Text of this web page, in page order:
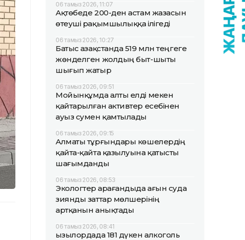
06 тамыз 2026, 11:07
Ақтөбеде 200-ден астам жазасын
өтеуші рақымшылыққа ілігеді
06 тамыз 2026, 10:27
Батыс Қазақстанда 519 млн теңгеге
жөнделген жолдың быт-шыты
шығып жатыр
06 тамыз 2026, 09:51
Мойынқұмда алты елді мекен
қайтарылған активтер есебінен
ауыз сумен қамтылады
06 тамыз 2026, 09:15
Алматы тұрғындары көшелердің
қайта-қайта қазылуына қатысты
шағымданды
06 тамыз 2026, 08:53
Экологтер Қарағандыда ағын суда
зиянды заттар мөлшерінің
артқанын анықтады
06 тамыз 2026, 08:41
Қызылордада 181 дүкен алкоголь